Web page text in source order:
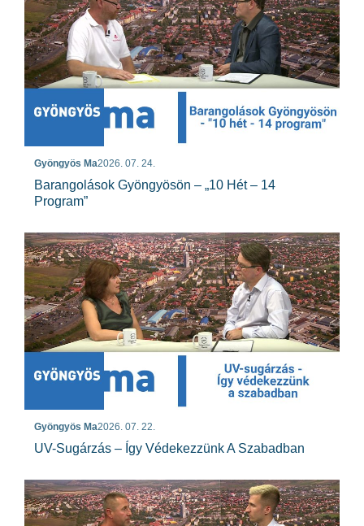
Gyöngyös Ma2026. 07. 24.
Barangolások Gyöngyösön – „10 Hét – 14
Program”
Gyöngyös Ma2026. 07. 22.
UV-Sugárzás – Így Védekezzünk A Szabadban